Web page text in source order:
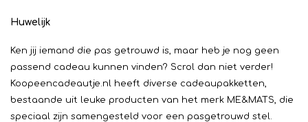
Huwelijk
Ken jij iemand die pas getrouwd is, maar heb je nog geen
passend cadeau kunnen vinden? Scrol dan niet verder!
Koopeencadeautje.nl heeft diverse cadeaupakketten,
bestaande uit leuke producten van het merk ME&MATS, die
speciaal zijn samengesteld voor een pasgetrouwd stel.